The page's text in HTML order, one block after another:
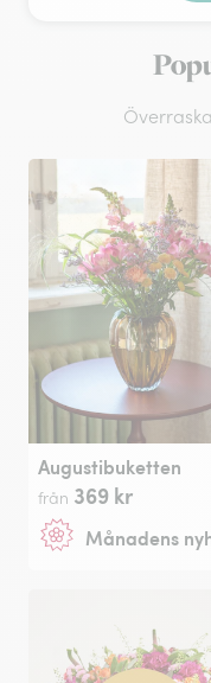
Augustibuketten
från 369 kr
Månadens